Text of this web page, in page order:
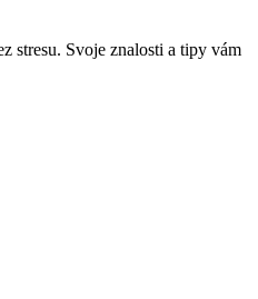
‌stresu. Svoje⁤ znalosti a tipy‍ vám